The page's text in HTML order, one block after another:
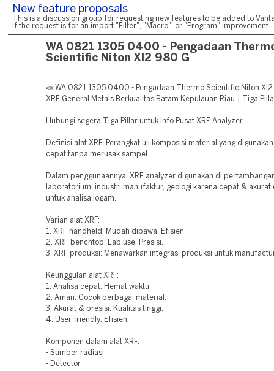
New feature proposals
This is a discussion group for requesting new features to be added to
if the request is for an import "Filter", "Macro", or "Program" improvement.
WA 0821 1305 0400 - Pengadaan
Scientific Niton Xl2 980 G
📣 WA 0821 1305 0400 - Pengadaan Thermo Scientific Niton
XRF General Metals Berkualitas Batam Kepulauan Riau | Tiga
Hubungi segera Tiga Pillar untuk Info Pusat XRF Analyzer
Definisi alat XRF: Perangkat uji komposisi material yang
cepat tanpa merusak sampel.
Dalam penggunaannya, XRF analyzer digunakan di
laboratorium, industri manufaktur, geologi karena cepat & akurat
untuk analisa logam.
Varian alat XRF:
1. XRF handheld: Mudah dibawa. Efisien.
2. XRF benchtop: Lab use. Presisi.
3. XRF produksi: Menawarkan integrasi produksi untuk
Keunggulan alat XRF:
1. Analisa cepat: Hemat waktu.
2. Aman: Cocok berbagai material.
3. Akurat & presisi: Kualitas tinggi.
4. User friendly: Efisien.
Komponen dalam alat XRF:
- Sumber radiasi
- Detector